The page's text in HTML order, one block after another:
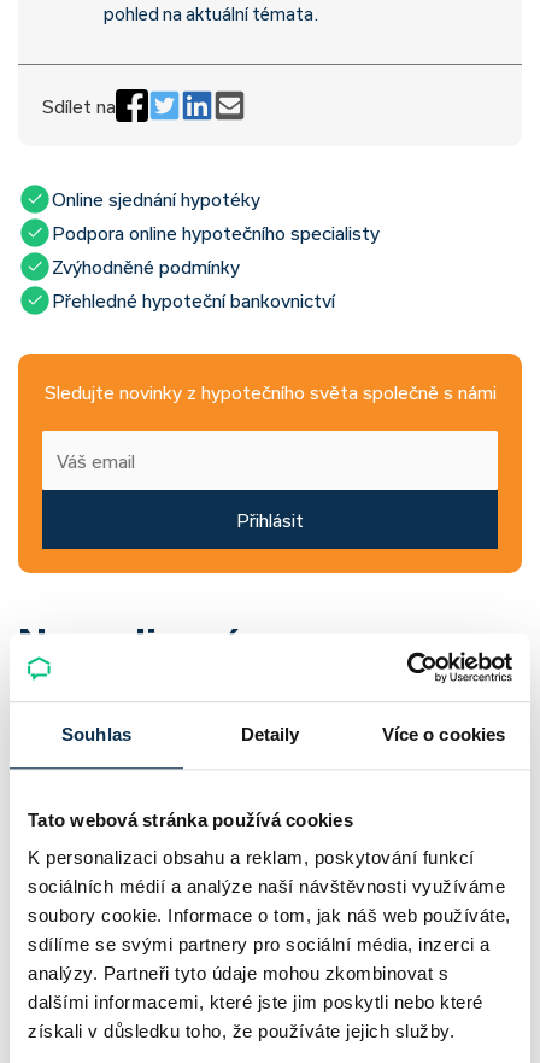
Souhlas Detaily Více o cookies
Tato webová stránka používá cookies
K personalizaci obsahu a reklam, poskytování funkcí
sociálních médií a analýze naší návštěvnosti využíváme
soubory cookie. Informace o tom, jak náš web používáte,
sdílíme se svými partnery pro sociální média, inzerci a
analýzy. Partneři tyto údaje mohou zkombinovat s
dalšími informacemi, které jste jim poskytli nebo které
získali v důsledku toho, že používáte jejich služby.
pohled na aktuální témata.
Sdílet na
Online sjednání hypotéky
Podpora online hypotečního specialisty
Zvýhodněné podmínky
Přehledné hypoteční bankovnictví
Sledujte novinky z hypotečního světa společně s námi
Přihlásit
Napsali o nás
★ ★ ★ ★
Hodnocení:4.9|579